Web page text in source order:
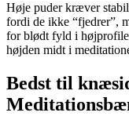
Høje puder kræver
fordi de ikke “fjedrer”,
for blødt fyld i
højden midt i
Bedst til